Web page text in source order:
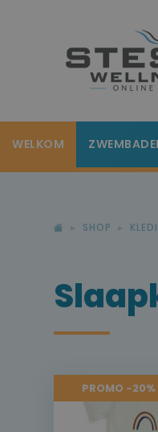
WELKOM
SHOP
PROMO -20%